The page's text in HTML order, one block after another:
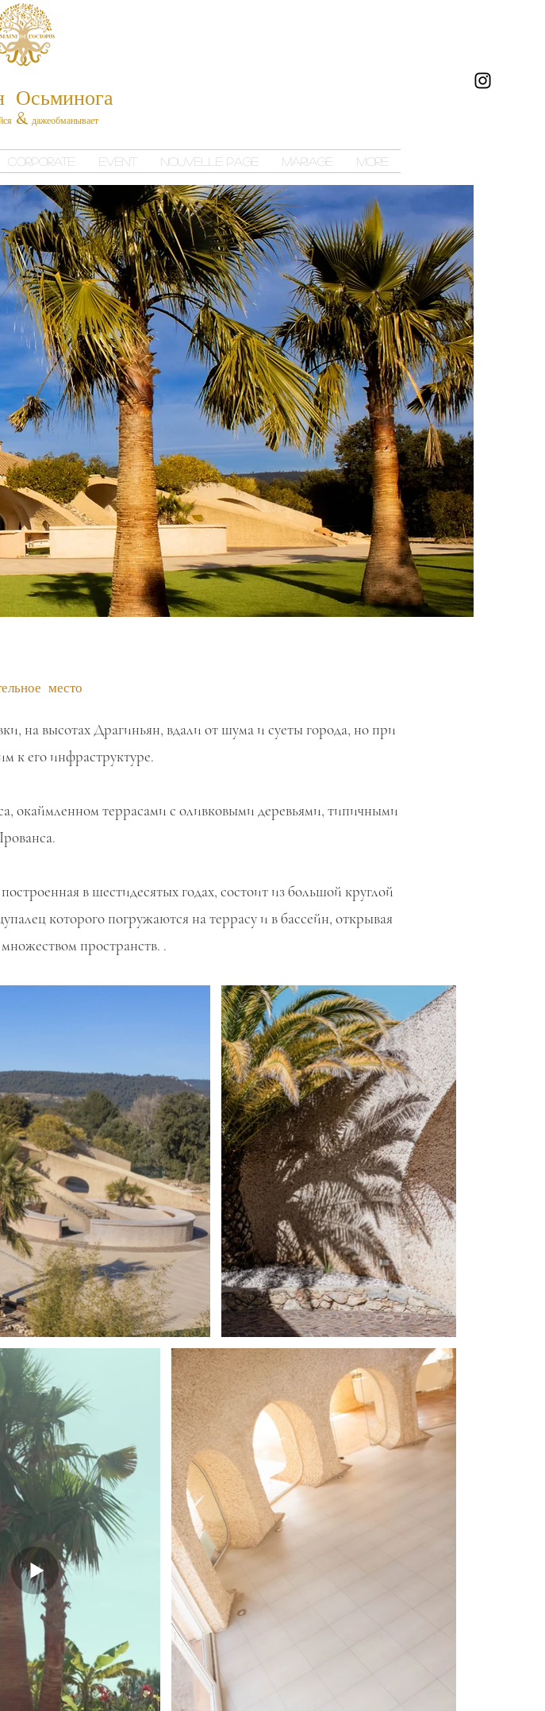
&дажеобманывает
Corporate Event Nouvelle page Mariage More
место
на высотах Драгиньян, вдали от шума и суеты города, но при
к его инфраструктуре.
окаймленном террасами с оливковыми деревьями, типичными
в шестидесятых годах, состоит из большой круглой
которого погружаются на террасу и в бассейн, открывая
пространств. .